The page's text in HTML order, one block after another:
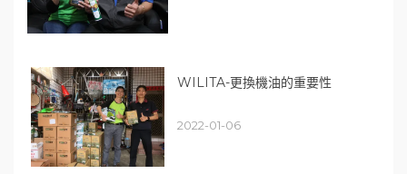
WILITA-更換機油的重要性
2022-01-06